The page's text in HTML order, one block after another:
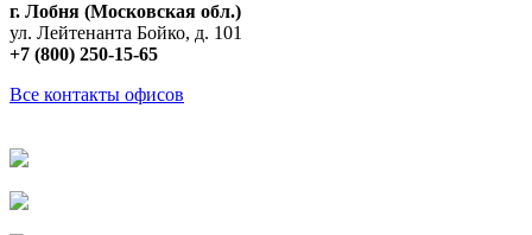
г. Лобня (Московская обл.)
ул. Лейтенанта Бойко, д. 101
+7 (800) 250-15-65
Все контакты офисов